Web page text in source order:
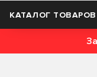
КАТАЛОГ ТОВАРОВ